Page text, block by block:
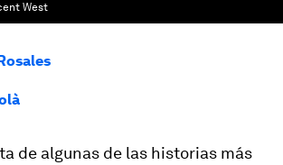
West
de algunas de las historias más